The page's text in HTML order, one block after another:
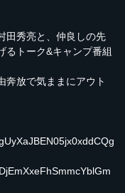
田秀亮と、仲良しの先
るトーク&キャンプ番組
奔放で気ままにアウト